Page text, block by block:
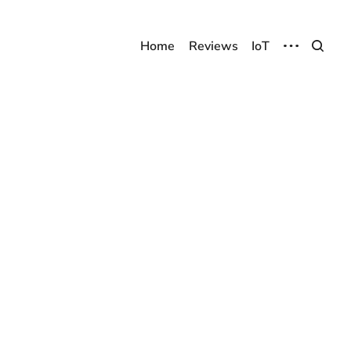
Home Reviews IoT